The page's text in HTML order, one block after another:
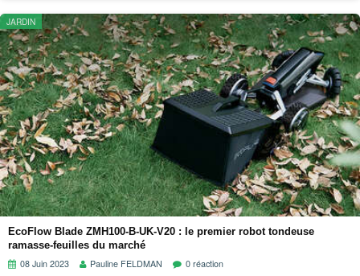
JARDIN
EcoFlow Blade ‎ZMH100-B-UK-V20 : le premier robot tondeuse
ramasse-feuilles du marché
08 Juin 2023
Pauline FELDMAN 0 réaction